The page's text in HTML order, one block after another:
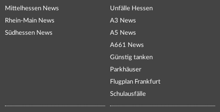
Mittelhessen News
Rhein-Main News
Südhessen News
Unfälle Hessen
A3 News
A5 News
A661 News
Günstig tanken
Parkhäuser
Flugplan Frankfurt
Schulausfälle